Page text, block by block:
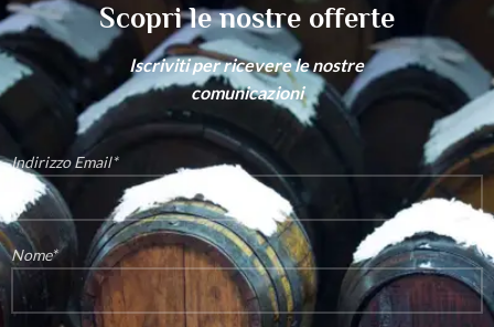
Scopri le nostre offerte
Iscriviti per ricevere le nostre
comunicazioni
Indirizzo Email*
Nome*